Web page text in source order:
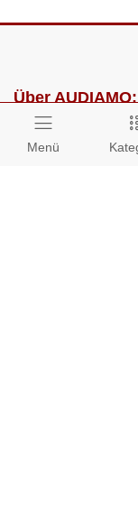
Menü
Über AUDIAMO:
Impressum